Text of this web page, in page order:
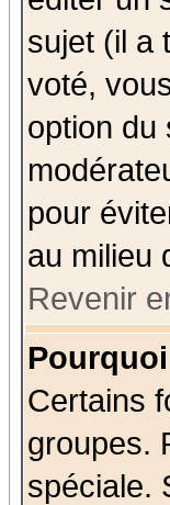
sujet (il a
voté,
option du
pour
au milieu
Revenir
Certains
groupes.
spéciale.